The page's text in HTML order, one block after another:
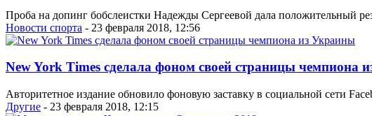
Проба на допинг бобслеистки Надежды Сергеевой дала положительный
Новости спорта - 23 февраля 2018, 12:56
New York Times сделала фоном своей страницы чемпиона
Авторитетное издание обновило фоновую заставку в социальной сети
Другие - 23 февраля 2018, 12:15